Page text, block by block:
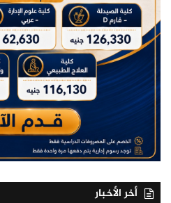
أخر الأخبار